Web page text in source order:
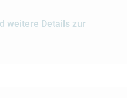
weitere Details zur